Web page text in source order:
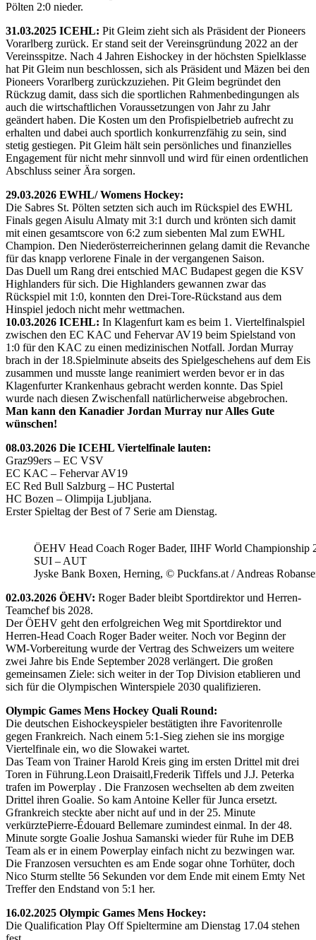
Pölten 2:0 nieder.
31.03.2025 ICEHL: Pit Gleim zieht sich als Präsident der Pioneers
Vorarlberg zurück. Er stand seit der Vereinsgründung 2022 an der
Vereinsspitze. Nach 4 Jahren Eishockey in der höchsten Spielklasse
hat Pit Gleim nun beschlossen, sich als Präsident und Mäzen bei den
Pioneers Vorarlberg zurückzuziehen. Pit Gleim begründet den
Rückzug damit, dass sich die sportlichen Rahmenbedingungen als
auch die wirtschaftlichen Voraussetzungen von Jahr zu Jahr
geändert haben. Die Kosten um den Profispielbetrieb aufrecht zu
erhalten und dabei auch sportlich konkurrenzfähig zu sein, sind
stetig gestiegen. Pit Gleim hält sein persönliches und finanzielles
Engagement für nicht mehr sinnvoll und wird für einen ordentlichen
Abschluss seiner Ära sorgen.
29.03.2026 EWHL/ Womens Hockey:
Die Sabres St. Pölten setzten sich auch im Rückspiel des EWHL
Finals gegen Aisulu Almaty mit 3:1 durch und krönten sich damit
mit einen gesamtscore von 6:2 zum siebenten Mal zum EWHL
Champion. Den Niederösterreicherinnen gelang damit die Revanche
für das knapp verlorene Finale in der vergangenen Saison.
Das Duell um Rang drei entschied MAC Budapest gegen die KSV
Highlanders für sich. Die Highlanders gewannen zwar das
Rückspiel mit 1:0, konnten den Drei-Tore-Rückstand aus dem
Hinspiel jedoch nicht mehr wettmachen.
10.03.2026 ICEHL: In Klagenfurt kam es beim 1. Viertelfinalspiel
zwischen den EC KAC und Fehervar AV19 beim Spielstand von
1:0 für den KAC zu einen medizinischen Notfall. Jordan Murray
brach in der 18.Spielminute abseits des Spielgeschehens auf dem Eis
zusammen und musste lange reanimiert werden bevor er in das
Klagenfurter Krankenhaus gebracht werden konnte. Das Spiel
wurde nach diesen Zwischenfall natürlicherweise abgebrochen.
Man kann den Kanadier Jordan Murray nur Alles Gute
wünschen!
08.03.2026 Die ICEHL Viertelfinale lauten:
Graz99ers – EC VSV
EC KAC – Fehervar AV19
EC Red Bull Salzburg – HC Pustertal
HC Bozen – Olimpija Ljubljana.
Erster Spieltag der Best of 7 Serie am Dienstag.
ÖEHV Head Coach Roger Bader, IIHF World Championship
SUI – AUT
Jyske Bank Boxen, Herning, © Puckfans.at / Andreas
02.03.2026 ÖEHV: Roger Bader bleibt Sportdirektor und Herren-
Teamchef bis 2028.
Der ÖEHV geht den erfolgreichen Weg mit Sportdirektor und
Herren-Head Coach Roger Bader weiter. Noch vor Beginn der
WM-Vorbereitung wurde der Vertrag des Schweizers um weitere
zwei Jahre bis Ende September 2028 verlängert. Die großen
gemeinsamen Ziele: sich weiter in der Top Division etablieren und
sich für die Olympischen Winterspiele 2030 qualifizieren.
Olympic Games Mens Hockey Quali Round:
Die deutschen Eishockeyspieler bestätigten ihre Favoritenrolle
gegen Frankreich. Nach einem 5:1-Sieg ziehen sie ins morgige
Viertelfinale ein, wo die Slowakei wartet.
Das Team von Trainer Harold Kreis ging im ersten Drittel mit drei
Toren in Führung.Leon Draisaitl,Frederik Tiffels und J.J. Peterka
trafen im Powerplay . Die Franzosen wechselten ab dem zweiten
Drittel ihren Goalie. So kam Antoine Keller für Junca ersetzt.
Gfrankreich steckte aber nicht auf und in der 25. Minute
verkürztePierre-Édouard Bellemare zumindest einmal. In der 48.
Minute sorgte Goalie Joshua Samanski wieder für Ruhe im DEB
Team als er in einem Powerplay einfach nicht zu bezwingen war.
Die Franzosen versuchten es am Ende sogar ohne Torhüter, doch
Nico Sturm stellte 56 Sekunden vor dem Ende mit einem Emty Net
Treffer den Endstand von 5:1 her.
16.02.2025 Olympic Games Mens Hockey:
Die Qualification Play Off Spieltermine am Dienstag 17.04 stehen